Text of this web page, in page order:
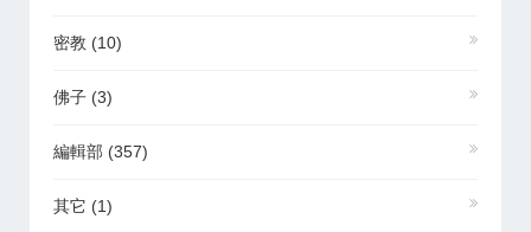
密教 (10)
佛子 (3)
編輯部 (357)
其它 (1)